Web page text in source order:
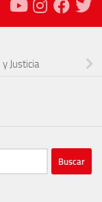
Justicia